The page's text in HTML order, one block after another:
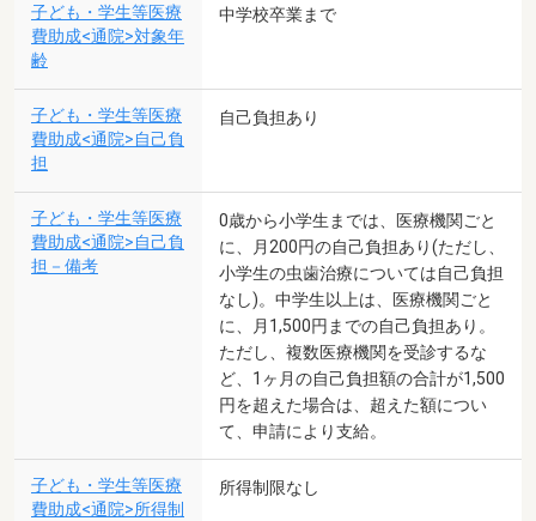
子ども・学生等医療
費助成<通院>対象年
齢
中学校卒業まで
子ども・学生等医療
費助成<通院>自己負
担
自己負担あり
子ども・学生等医療
費助成<通院>自己負
担－備考
0歳から小学生までは、医療機関ごと
に、月200円の自己負担あり(ただし、
小学生の虫歯治療については自己負担
なし)。中学生以上は、医療機関ごと
に、月1,500円までの自己負担あり。
ただし、複数医療機関を受診するな
ど、1ヶ月の自己負担額の合計が1,500
円を超えた場合は、超えた額につい
て、申請により支給。
子ども・学生等医療
費助成<通院>所得制
所得制限なし